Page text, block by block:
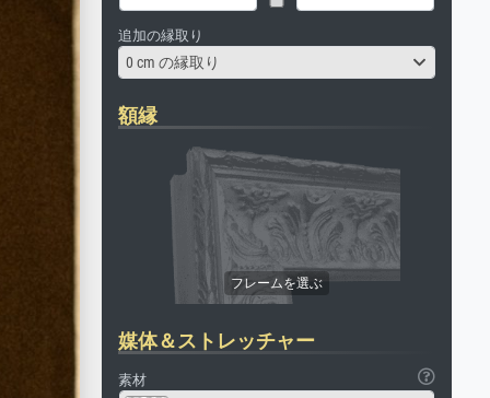
追加の縁取り
0 cm の縁取り
額縁
媒体＆ストレッチャー
素材